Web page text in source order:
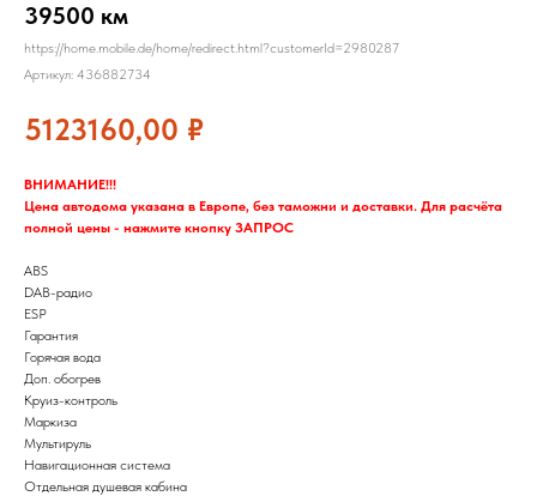
39500 км
https://home.mobile.de/home/redirect.html?customerId=2980287
Артикул: 436882734
5123160,00 ₽
ВНИМАНИЕ!!!
Цена автодома указана в Европе, без таможни и доставки. Для расчёта
полной цены - нажмите кнопку ЗАПРОС
ABS
DAB-радио
ESP
Гарантия
Горячая вода
Доп. обогрев
Круиз-контроль
Маркиза
Мультируль
Навигационная система
Отдельная душевая кабина